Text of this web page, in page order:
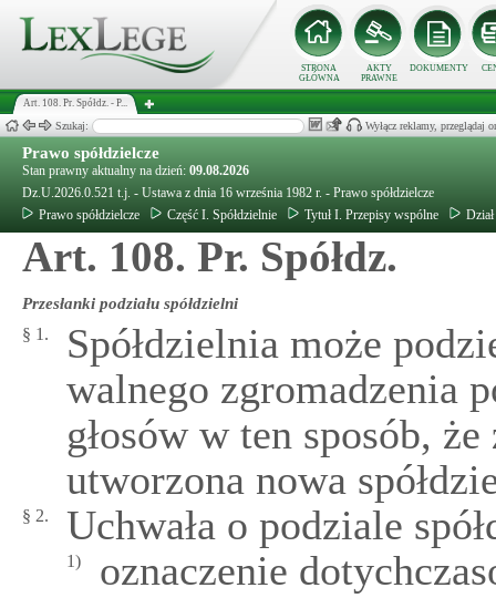
STRONA
GŁÓWNA
AKTY
PRAWNE
DOKUMENTY
Art. 108. Pr. Spółdz. - P...
Szukaj: Wyłącz reklamy, przeglądaj
Prawo spółdzielcze
Stan prawny aktualny na dzień: 09.08.2026
Dz.U.2026.0.521 t.j. - Ustawa z dnia 16 września 1982 r. - Prawo spółdzielcze
Prawo spółdzielcze
Część I. Spółdzielnie Tytuł I. Przepisy wspólne
Art. 108. Pr. Spółdz.
Przesłanki podziału spółdzielni
§ 1.
Spółdzielnia może
walnego zgromadzenia
głosów w ten sposób,
utworzona nowa
§ 2. Uchwała o podziale
1)
oznaczenie